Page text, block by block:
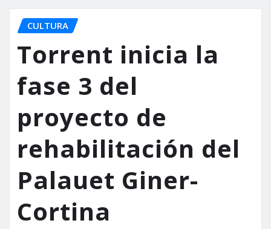
CULTURA
Torrent inicia la
fase 3 del
proyecto de
rehabilitación del
Palauet Giner-
Cortina